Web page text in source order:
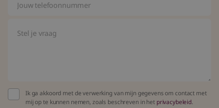
Ik ga akkoord met de verwerking van mijn gegevens om contact met
mij op te kunnen nemen, zoals beschreven in het privacybeleid.